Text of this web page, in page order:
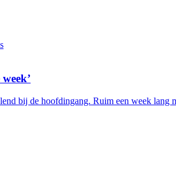
bij de hoofdingang. Ruim een week lang